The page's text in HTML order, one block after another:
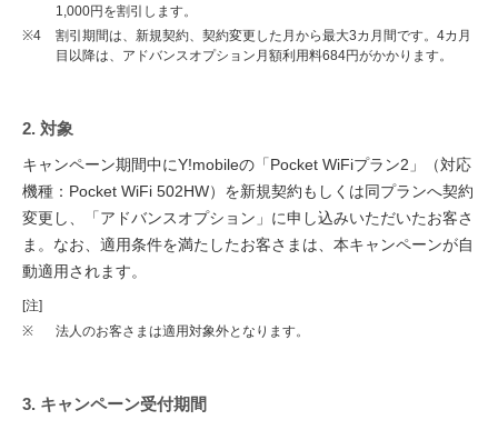
1,000円を割引します。
※4
割引期間は、新規契約、契約変更した月から最大3カ月間です。4カ月
目以降は、アドバンスオプション月額利用料684円がかかります。
2. 対象
キャンペーン期間中にY!mobileの「Pocket WiFiプラン2」（対応
機種：Pocket WiFi 502HW）を新規契約もしくは同プランへ契約
変更し、「アドバンスオプション」に申し込みいただいたお客さ
ま。なお、適用条件を満たしたお客さまは、本キャンペーンが自
動適用されます。
[注]
※
法人のお客さまは適用対象外となります。
3. キャンペーン受付期間